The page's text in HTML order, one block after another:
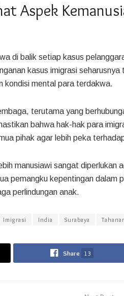
Aspek
di balik setiap kasus
kasus imigrasi
kondisi mental para terdakwa.
terutama yang
bahwa hak-hak para
pihak agar lebih peka
manusiawi sangat diperlukan
pemangku kepentingan dalam
perlindungan anak.
Imigrasi India Surabaya
Share 13